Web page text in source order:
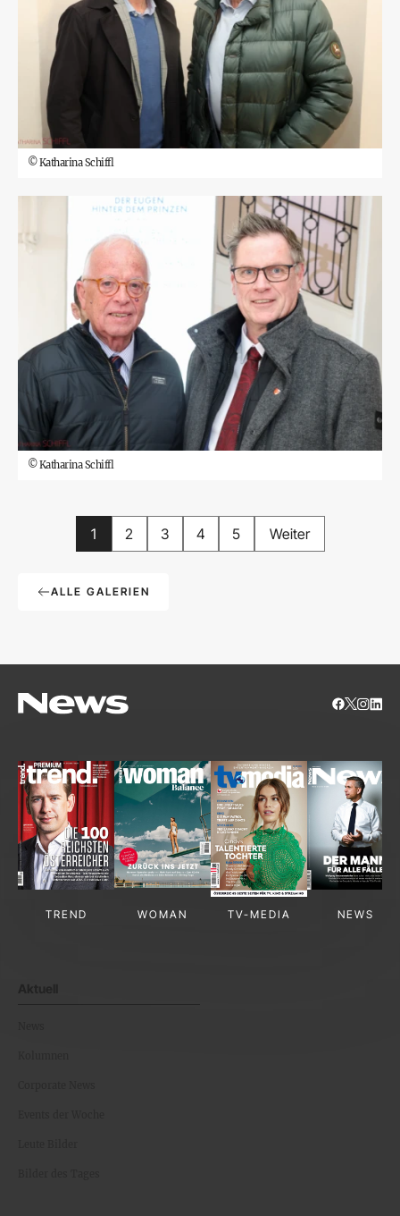
©Katharina Schiffl
©Katharina Schiffl
1 2 3 4 5 Weiter
ALLE GALERIEN
TREND WOMAN TV-MEDIA NEWS